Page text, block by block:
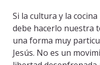
Si la cultura y la
debe hacerlo nuestra
una forma muy
Jesús. No es un